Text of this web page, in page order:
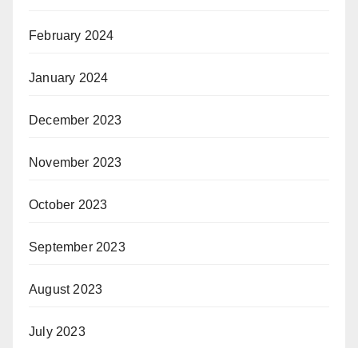
February 2024
January 2024
December 2023
November 2023
October 2023
September 2023
August 2023
July 2023